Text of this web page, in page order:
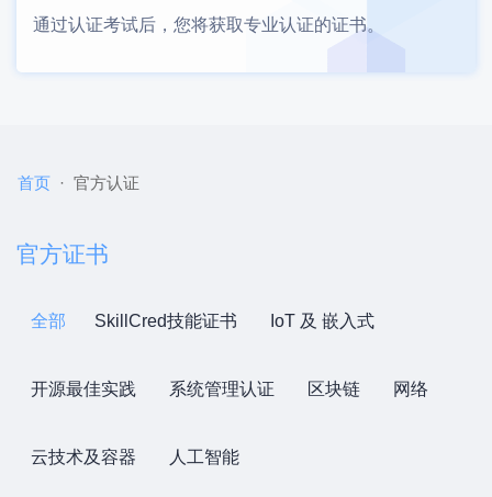
通过认证考试后，您将获取专业认证的证书。
首页 官方认证
官方证书
全部 SkillCred技能证书 IoT 及 嵌入式
开源最佳实践 系统管理认证 区块链 网络
云技术及容器 人工智能